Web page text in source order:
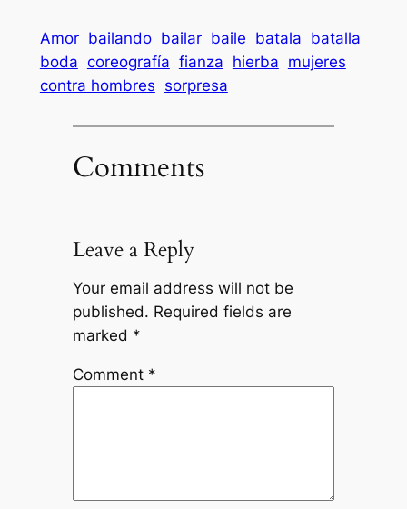
Amor bailando bailar baile batala batalla
boda coreografía fianza hierba mujeres
contra hombres sorpresa
Comments
Leave a Reply
Your email address will not be
published. Required fields are
marked *
Comment *